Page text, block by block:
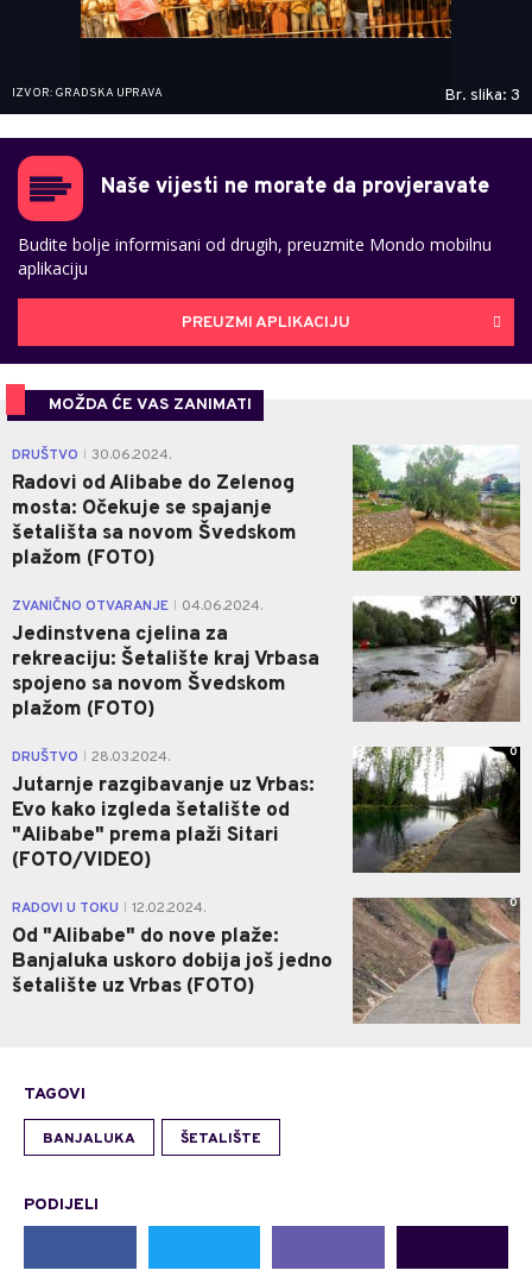
IZVOR: GRADSKA UPRAVA Br. slika: 3
Naše vijesti ne morate da provjeravate
Budite bolje informisani od drugih, preuzmite Mondo mobilnu
aplikaciju
PREUZMI APLIKACIJU
MOŽDA ĆE VAS ZANIMATI
DRUŠTVO 30.06.2024.
Radovi od Alibabe do Zelenog
mosta: Očekuje se spajanje
šetališta sa novom Švedskom
plažom (FOTO)
ZVANIČNO OTVARANJE 04.06.2024.
Jedinstvena cjelina za
rekreaciju: Šetalište kraj Vrbasa
spojeno sa novom Švedskom
plažom (FOTO)
0
DRUŠTVO 28.03.2024.
Jutarnje razgibavanje uz Vrbas:
Evo kako izgleda šetalište od
"Alibabe" prema plaži Sitari
(FOTO/VIDEO)
0
RADOVI U TOKU 12.02.2024.
Od "Alibabe" do nove plaže:
Banjaluka uskoro dobija još jedno
šetalište uz Vrbas (FOTO)
0
TAGOVI
BANJALUKA ŠETALIŠTE
PODIJELI